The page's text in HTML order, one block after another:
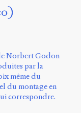
Norbert Godon
par la
même du
du montage en
correspondre.